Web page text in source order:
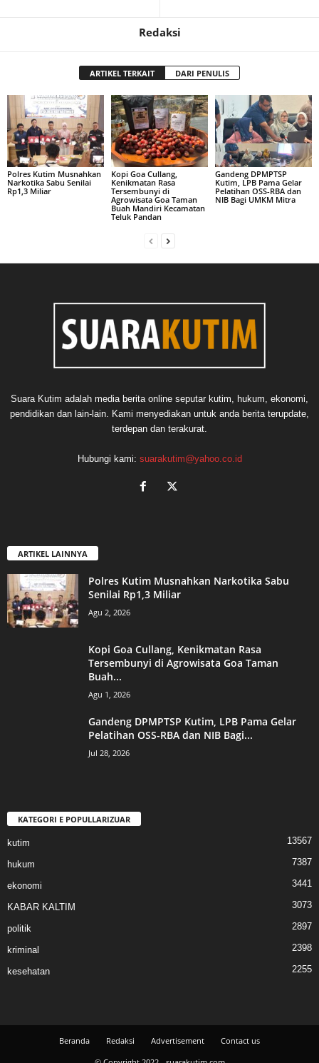
Redaksi
ARTIKEL TERKAIT DARI PENULIS
Polres Kutim Musnahkan
Narkotika Sabu Senilai
Rp1,3 Miliar
Kopi Goa Cullang,
Kenikmatan Rasa
Tersembunyi di
Agrowisata Goa Taman
Buah Mandiri Kecamatan
Teluk Pandan
Gandeng DPMPTSP
Kutim, LPB Pama Gelar
Pelatihan OSS-RBA dan
NIB Bagi UMKM Mitra
Suara Kutim adalah media berita online seputar kutim, hukum, ekonomi,
pendidikan dan lain-lain. Kami menyediakan untuk anda berita terupdate,
terdepan dan terakurat.
Hubungi kami: suarakutim@yahoo.co.id
ARTIKEL LAINNYA
Polres Kutim Musnahkan Narkotika Sabu
Senilai Rp1,3 Miliar
Agu 2, 2026
Kopi Goa Cullang, Kenikmatan Rasa
Tersembunyi di Agrowisata Goa Taman
Buah...
Agu 1, 2026
Gandeng DPMPTSP Kutim, LPB Pama Gelar
Pelatihan OSS-RBA dan NIB Bagi...
Jul 28, 2026
KATEGORI E POPULLARIZUAR
kutim 13567
hukum 7387
ekonomi 3441
KABAR KALTIM 3073
politik 2897
kriminal 2398
kesehatan 2255
Beranda Redaksi Advertisement
Contact us